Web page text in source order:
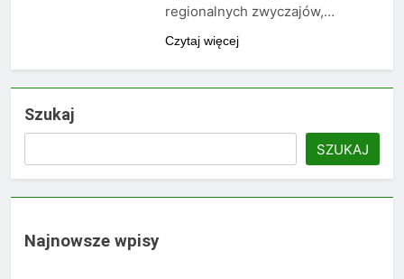
regionalnych zwyczajów,…
Czytaj więcej
Szukaj
SZUKAJ
Najnowsze wpisy